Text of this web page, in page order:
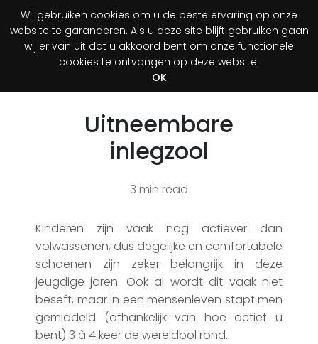
Registreer je aankoop Ontdek jouw voordeel!
Uitneembare
inlegzool
3 min read
Kinderen zijn vaak nog actiever dan
volwassenen, dus degelijke en comfortabele
schoenen zijn zeker belangrijk in deze
jeugdige jaren. Ook al wordt dit vaak niet
beseft, maar in een mensenleven stapt men
gemiddeld (afhankelijk van hoe actief u
bent) 3 à 4 keer de wereldbol rond.
Wij gebruiken cookies om u de beste ervaring op onze
website te garanderen. Als u deze site blijft gebruiken gaan
wij er van uit dat u akkoord bent om onze functionele
cookies te ontvangen op deze website.
OK